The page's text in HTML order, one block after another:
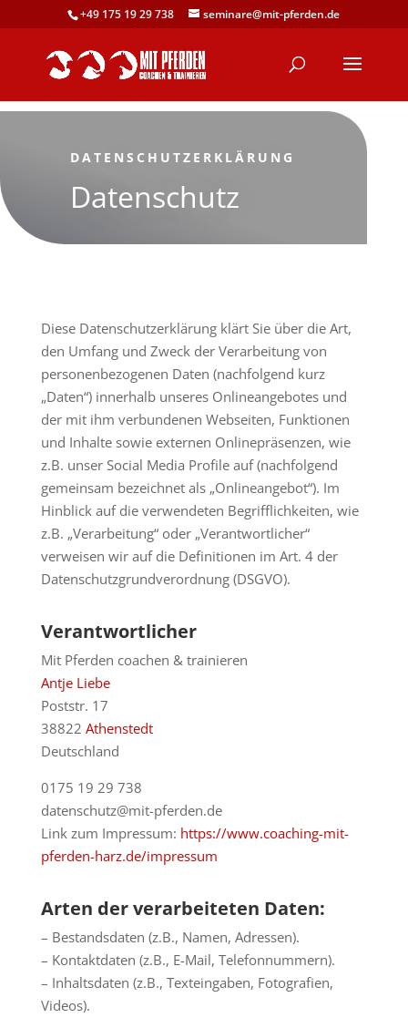
+49 175 19 29 738 seminare@mit-pferden.de
DATENSCHUTZERKLÄRUNG
Datenschutz
Diese Datenschutzerklärung klärt Sie über die Art,
den Umfang und Zweck der Verarbeitung von
personenbezogenen Daten (nachfolgend kurz
„Daten“) innerhalb unseres Onlineangebotes und
der mit ihm verbundenen Webseiten, Funktionen
und Inhalte sowie externen Onlinepräsenzen, wie
z.B. unser Social Media Profile auf (nachfolgend
gemeinsam bezeichnet als „Onlineangebot“). Im
Hinblick auf die verwendeten Begrifflichkeiten, wie
z.B. „Verarbeitung“ oder „Verantwortlicher“
verweisen wir auf die Definitionen im Art. 4 der
Datenschutzgrundverordnung (DSGVO).
Verantwortlicher
Mit Pferden coachen & trainieren
Antje Liebe
Poststr. 17
38822 Athenstedt
Deutschland
0175 19 29 738
datenschutz@mit-pferden.de
Link zum Impressum: https://www.coaching-mit-
pferden-harz.de/impressum
Arten der verarbeiteten Daten:
– Bestandsdaten (z.B., Namen, Adressen).
– Kontaktdaten (z.B., E-Mail, Telefonnummern).
– Inhaltsdaten (z.B., Texteingaben, Fotografien,
Videos).